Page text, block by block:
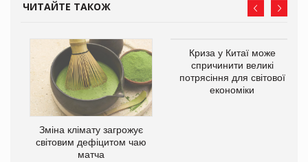
ЧИТАЙТЕ ТАКОЖ
Зміна клімату загрожує
світовим дефіцитом чаю
матча
Криза у Китаї може
спричинити великі
потрясіння для світової
економіки